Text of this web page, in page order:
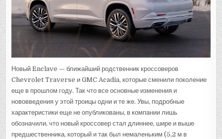
Новый Enclave — ближайший родственник кроссоверов
Chevrolet Traverse и GMC Acadia, которые сменили поколение
еще в прошлом году. Так что все основные изменения и
нововведения у этой троицы одни и те же. Увы, подробные
характеристики еще не опубликованы, в компании лишь
обозначили, что новый кроссовер стал длиннее, шире и выше
предшественника, который и так был немаленьким (5,2 м в